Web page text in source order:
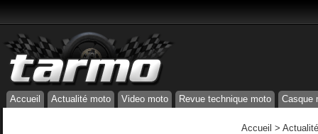
Accueil Actualité moto Video moto Revue technique moto Casque
Accueil >